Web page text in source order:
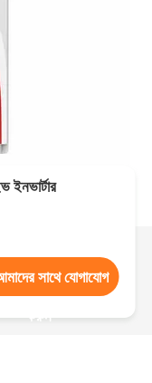
ইনভার্টার
সাথে যোগাযোগ
করুন